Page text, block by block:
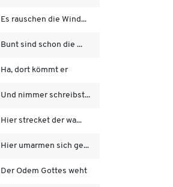
Es rauschen die Wind...
Bunt sind schon die ...
Ha, dort kömmt er
Und nimmer schreibst...
Hier strecket der wa...
Hier umarmen sich ge...
Der Odem Gottes weht